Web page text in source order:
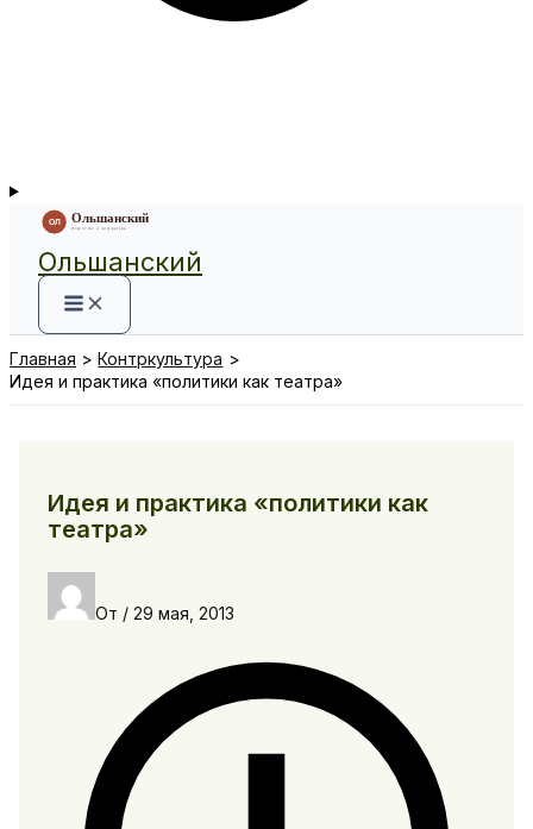
Ольшанский
Главная
Контркультура
Идея и практика «политики как театра»
Идея и практика «политики как
театра»
От / 29 мая, 2013